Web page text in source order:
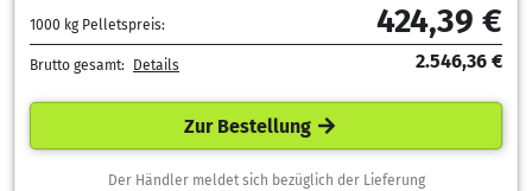
1000 kg Pelletspreis: 424,39 €
Brutto gesamt: Details 2.546,36 €
Zur Bestellung
Der Händler meldet sich bezüglich der Lieferung